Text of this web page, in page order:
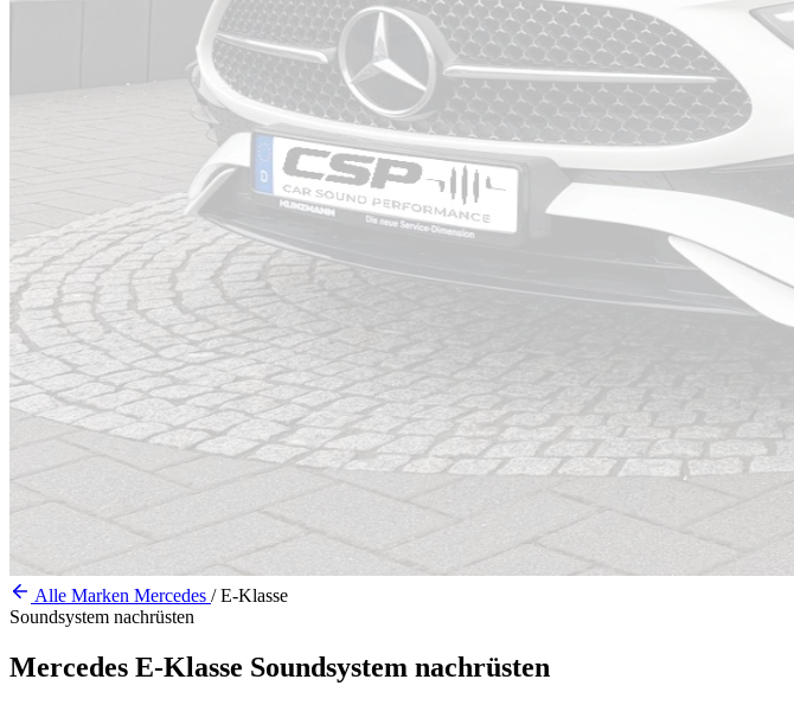
Alle Marken Mercedes / E-Klasse
Soundsystem nachrüsten
Mercedes E-Klasse Soundsystem nachrüsten